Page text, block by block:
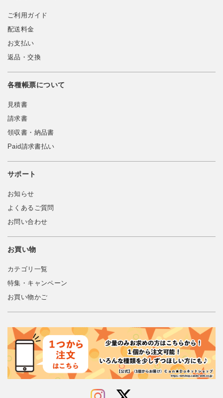
ご利用ガイド
配送料金
お支払い
返品・交換
各種帳票について
見積書
請求書
領収書・納品書
Paid請求書払い
サポート
お知らせ
よくあるご質問
お問い合わせ
お買い物
カテゴリ一覧
特集・キャンペーン
お買い物かご